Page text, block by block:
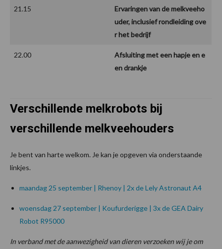
21.15
Ervaringen van de melkveeho
uder, inclusief rondleiding ove
r het bedrijf
22.00
Afsluiting met een hapje en e
en drankje
Verschillende melkrobots bij
verschillende melkveehouders
Je bent van harte welkom. Je kan je opgeven via onderstaande
linkjes.
maandag 25 september | Rhenoy | 2x de Lely Astronaut A4
woensdag 27 september | Koufurderigge | 3x de GEA Dairy
Robot R95000
In verband met de aanwezigheid van dieren verzoeken wij je om